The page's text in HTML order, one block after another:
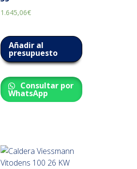
1.645,06€
Añadir al
presupuesto
Consultar por
WhatsApp